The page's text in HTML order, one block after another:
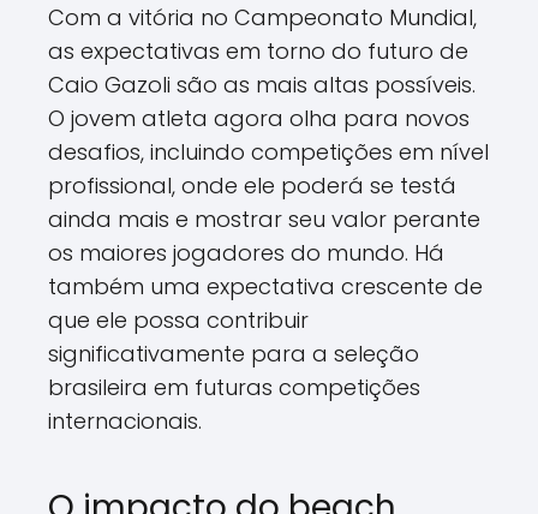
Com a vitória no Campeonato Mundial,
as expectativas em torno do futuro de
Caio Gazoli são as mais altas possíveis.
O jovem atleta agora olha para novos
desafios, incluindo competições em nível
profissional, onde ele poderá se testá
ainda mais e mostrar seu valor perante
os maiores jogadores do mundo. Há
também uma expectativa crescente de
que ele possa contribuir
significativamente para a seleção
brasileira em futuras competições
internacionais.